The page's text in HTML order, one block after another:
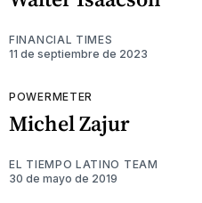
FINANCIAL TIMES
11 de septiembre de 2023
POWERMETER
Michel Zajur
EL TIEMPO LATINO TEAM
30 de mayo de 2019